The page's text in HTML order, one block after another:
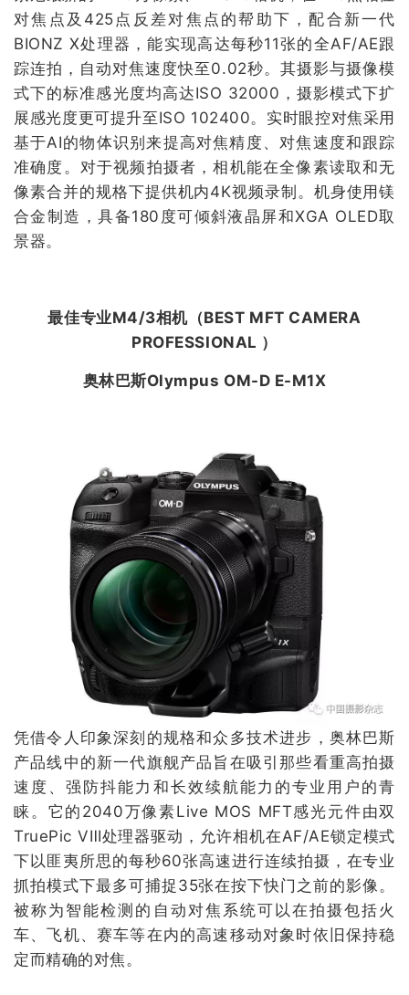
对焦点及425点反差对焦点的帮助下，配合新一代
BIONZ X处理器，能实现高达每秒11张的全AF/AE跟
踪连拍，自动对焦速度快至0.02秒。其摄影与摄像模
式下的标准感光度均高达ISO 32000，摄影模式下扩
展感光度更可提升至ISO 102400。实时眼控对焦采用
基于AI的物体识别来提高对焦精度、对焦速度和跟踪
准确度。对于视频拍摄者，相机能在全像素读取和无
像素合并的规格下提供机内4K视频录制。机身使用镁
合金制造，具备180度可倾斜液晶屏和XGA OLED取
景器。
最佳专业M4/3相机（BEST MFT CAMERA
PROFESSIONAL ）
奥林巴斯Olympus OM-D E-M1X
凭借令人印象深刻的规格和众多技术进步，奥林巴斯
产品线中的新一代旗舰产品旨在吸引那些看重高拍摄
速度、强防抖能力和长效续航能力的专业用户的青
睐。它的2040万像素Live MOS MFT感光元件由双
TruePic VⅢ处理器驱动，允许相机在AF/AE锁定模式
下以匪夷所思的每秒60张高速进行连续拍摄，在专业
抓拍模式下最多可捕捉35张在按下快门之前的影像。
被称为智能检测的自动对焦系统可以在拍摄包括火
车、飞机、赛车等在内的高速移动对象时依旧保持稳
定而精确的对焦。